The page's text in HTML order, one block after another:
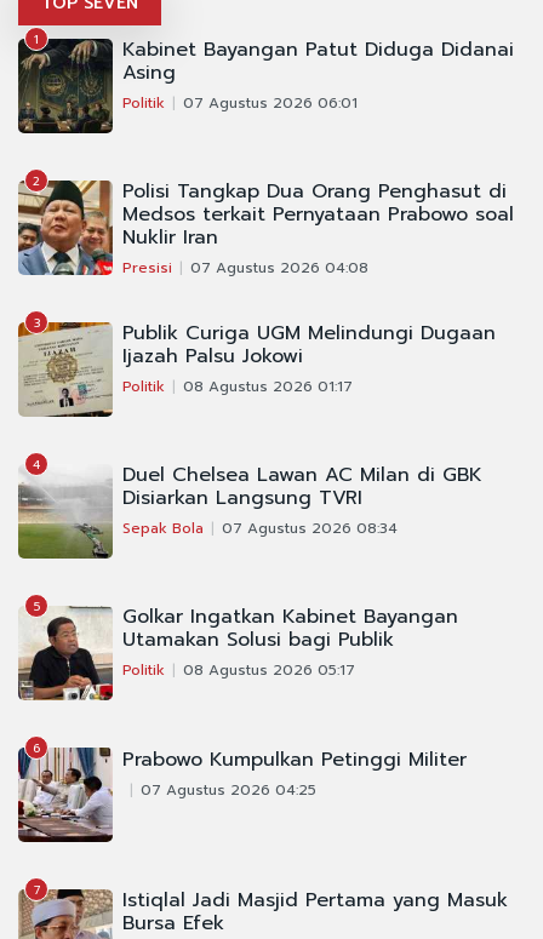
1 Kabinet Bayangan Patut Diduga Didanai
Asing
Politik 07 Agustus 2026 06:01
2 Polisi Tangkap Dua Orang Penghasut di
Medsos terkait Pernyataan Prabowo soal
Nuklir Iran
Presisi 07 Agustus 2026 04:08
3 Publik Curiga UGM Melindungi Dugaan
Ijazah Palsu Jokowi
Politik 08 Agustus 2026 01:17
4 Duel Chelsea Lawan AC Milan di GBK
Disiarkan Langsung TVRI
Sepak Bola 07 Agustus 2026 08:34
5 Golkar Ingatkan Kabinet Bayangan
Utamakan Solusi bagi Publik
Politik 08 Agustus 2026 05:17
6 Prabowo Kumpulkan Petinggi Militer
07 Agustus 2026 04:25
7 Istiqlal Jadi Masjid Pertama yang Masuk
Bursa Efek